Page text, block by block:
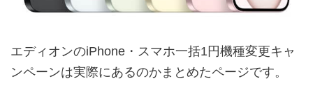
エディオンのiPhone・スマホ一括1円機種変更キャ
ンペーンは実際にあるのかまとめたページです。